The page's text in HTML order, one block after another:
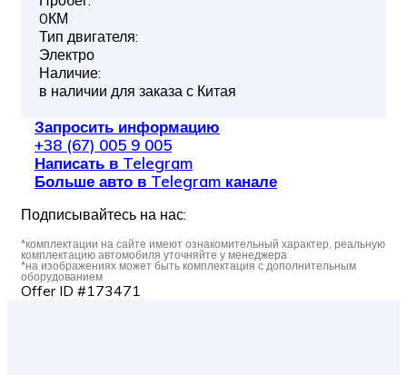
0КМ
Тип двигателя:
Электро
Наличие:
в наличии для заказа с Китая
Запросить информацию
+38 (67) 005 9 005
Написать в Telegram
Больше авто в Telegram канале
Подписывайтесь на нас:
*комплектации на сайте имеют ознакомительный характер, реальную
комплектацию автомобиля уточняйте у менеджера
*на изображениях может быть комплектация с дополнительным
оборудованием
Offer ID #173471